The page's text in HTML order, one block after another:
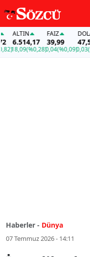
ALTIN
6.514,17
18,09(%0,28)
FAİZ
39,99
0,04(%0,09)
DOLAR
47,59
0,03
Haberler - Dünya
07 Temmuz 2026 - 14:11